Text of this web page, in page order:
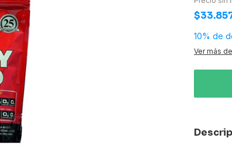
10% de
Ver más